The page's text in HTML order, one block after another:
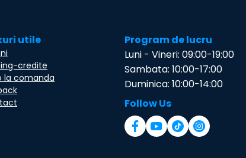
utile
credite
la comanda
Program de lucru
Luni - Vineri: 09:00-19:00
Sambata: 10:00-17:00
Duminica: 10:00-14:00
Follow Us